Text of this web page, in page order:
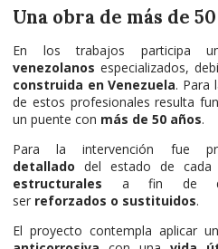
Una obra de más de
En los trabajos participa
venezolanos especializados,
construida en Venezuela. Para
de estos profesionales resulta
un puente con más de 50 años.
Para la intervención fue
detallado del estado de
estructurales a fin de
ser reforzados o sustituidos.
El proyecto contempla aplicar